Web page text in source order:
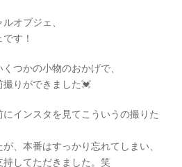
オブジェ、
す！
つかの小物のおかげで、
りができました💓
インスタを見てこういうの撮りた
、本番はすっかり忘れてしまい、
してただきました。笑